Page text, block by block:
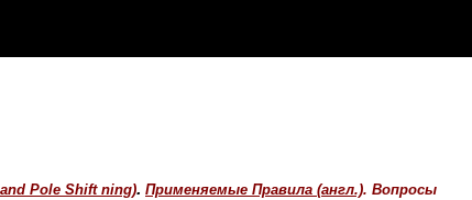
Pole Shift ning). Применяемые Правила (англ.). Вопросы